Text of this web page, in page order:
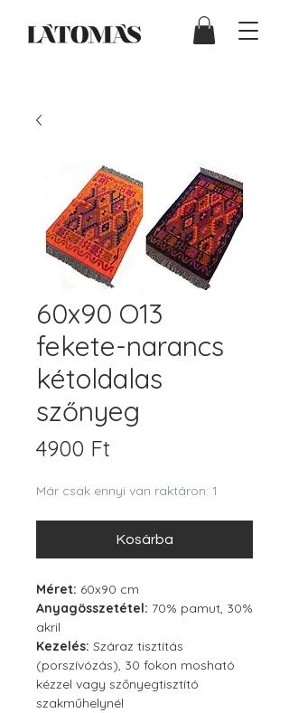
60x90 O13
fekete-narancs
kétoldalas
szőnyeg
4900 FtÁr
Már csak ennyi van raktáron: 1
Kosárba
Méret: 60x90 cm
Anyagösszetétel: 70% pamut, 30%
akril
Kezelés: Száraz tisztítás
(porszívózás), 30 fokon mosható
kézzel vagy szőnyegtisztító
szakműhelynél